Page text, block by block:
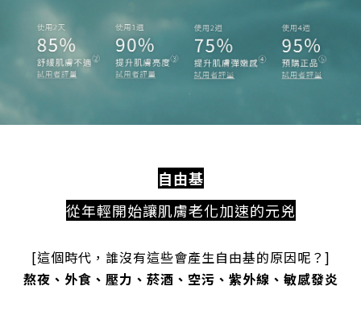
自由基
從年輕開始讓肌膚老化加速的元兇
[這個時代，誰沒有這些會產生自由基的原因呢？]
熬夜、外食、壓力、菸酒、空污、紫外線、敏感發炎